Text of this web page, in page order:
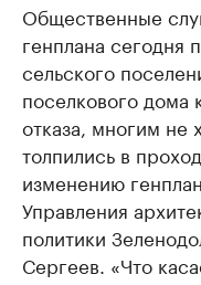
Общественные
генплана сегодня
сельского
поселкового дома
отказа, многим не
толпились в
изменению
Управления
политики
Сергеев. «Что